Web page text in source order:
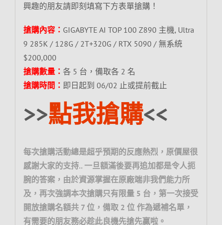
興趣的朋友請即刻填寫下方表單搶購！
搶購內容： GIGABYTE AI TOP 100 Z890 主機, Ultra
9 285K / 128G / 2T+320G / RTX 5090 / 無系統
$200,000
搶購數量： 各 5 台，備取各 2 名
搶購時間： 即日起到 06/02 止或提前截止
>>點我搶購<<
每次搶購活動總是超乎預期的反應熱烈，原價屋很
感謝大家的支持.. 一旦額滿後要再追加都是令人扼
腕的答案，由於資源掌握在原廠端非我們能力所
及，再次強調本次搶購只有限量 5 台，第一次接受
開放搶購名額共 7 位，備取 2 位 作為遞補名單，
有需要的朋友務必趁此良機先搶先贏啦。